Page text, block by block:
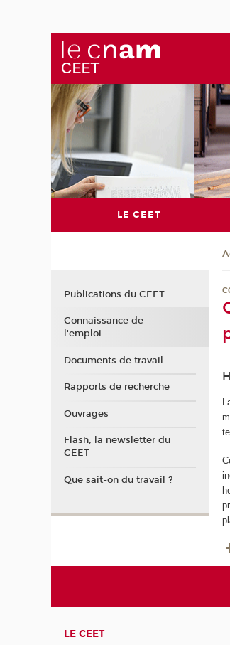
LE CEET
Publications du CEET
Connaissance de
l'emploi
Documents de travail
Rapports de recherche
Ouvrages
Flash, la newsletter du
CEET
Que sait-on du travail ?
LE CEET